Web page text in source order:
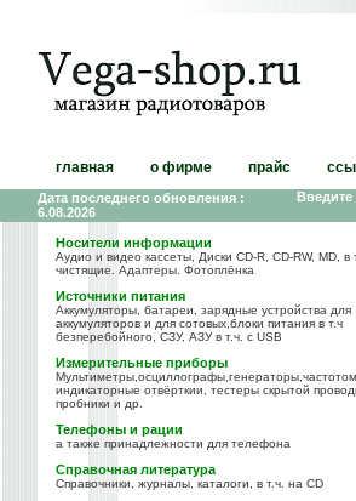
главная о фирме прайс
Дата последнего обновления :
6.08.2026
Носители информации
Аудио и видео кассеты, Диски CD-R, CD-RW, MD, в
чистящие. Адаптеры. Фотоплёнка
Источники питания
Аккумуляторы, батареи, зарядные устройства для
аккумуляторов и для сотовых,блоки питания в т.ч
безперебойного, СЗУ, АЗУ в т.ч. с USB
Измерительные приборы
индикаторные отвёрткии, тестеры скрытой
пробники и др.
Телефоны и рации
а также принадлежности для телефона
Справочная литература
Справочники, журналы, каталоги, в т.ч. на CD